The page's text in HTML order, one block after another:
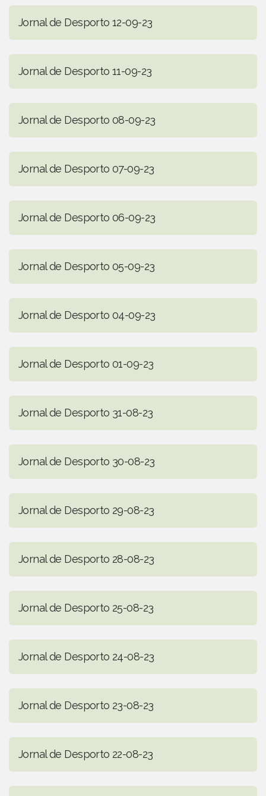
Jornal de Desporto 12-09-23
Jornal de Desporto 11-09-23
Jornal de Desporto 08-09-23
Jornal de Desporto 07-09-23
Jornal de Desporto 06-09-23
Jornal de Desporto 05-09-23
Jornal de Desporto 04-09-23
Jornal de Desporto 01-09-23
Jornal de Desporto 31-08-23
Jornal de Desporto 30-08-23
Jornal de Desporto 29-08-23
Jornal de Desporto 28-08-23
Jornal de Desporto 25-08-23
Jornal de Desporto 24-08-23
Jornal de Desporto 23-08-23
Jornal de Desporto 22-08-23